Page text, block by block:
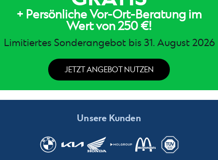
+ Persönliche Vor-Ort-Beratung im
Wert von 250 €!
Limitiertes Sonderangebot bis 31. August 2026
JETZT ANGEBOT NUTZEN
Unsere Kunden